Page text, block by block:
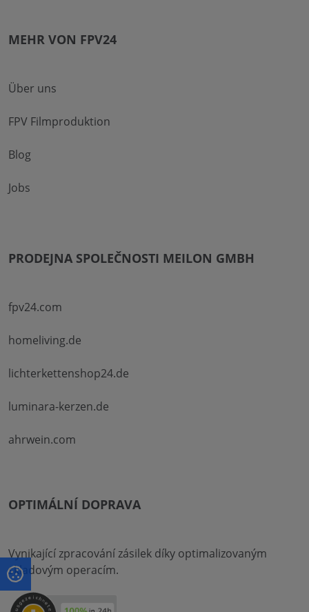
MEHR VON FPV24
Über uns
FPV Filmproduktion
Blog
Jobs
PRODEJNA SPOLEČNOSTI MEILON GMBH
fpv24.com
homeliving.de
lichterkettenshop24.de
luminara-kerzen.de
ahrwein.com
OPTIMÁLNÍ DOPRAVA
Vynikající zpracování zásilek díky optimalizovaným
skladovým operacím.